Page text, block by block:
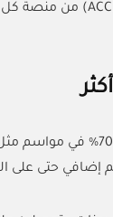
اي براند مو بس يقدم منتجات ممتازة، لكن